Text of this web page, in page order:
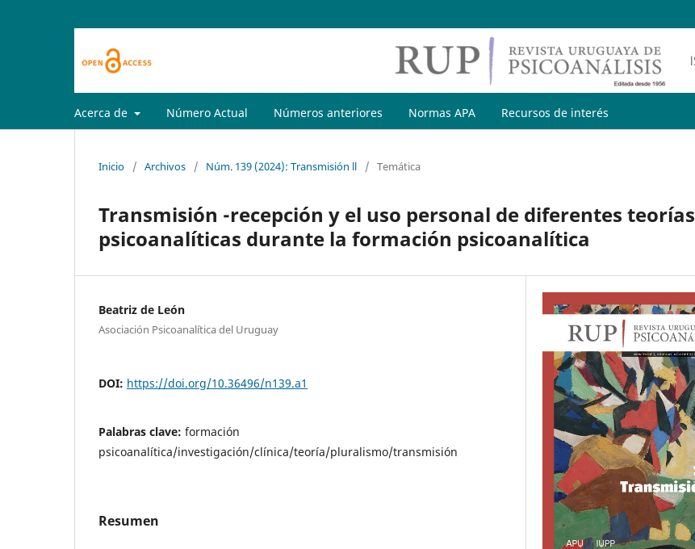
Acerca de Número Actual Números anteriores Normas APA Recursos de interés
Inicio / Archivos / Núm. 139 (2024): Transmisión ll / Temática
Transmisión -recepción y el uso personal de diferentes teorías
psicoanalíticas durante la formación psicoanalítica
Beatriz de León
Asociación Psicoanalítica del Uruguay
DOI: https://doi.org/10.36496/n139.a1
Palabras clave: formación
psicoanalítica/investigación/clínica/teoría/pluralismo/transmisión
Resumen